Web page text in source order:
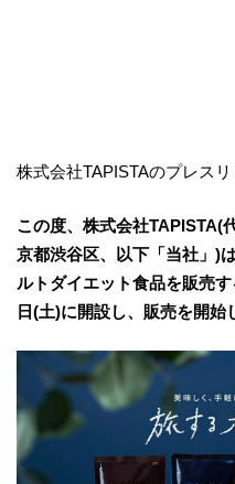
株式会社TAPISTAのプレスリ
この度、株式会社TAPISTA(
京都渋谷区、以下「当社」)
ルトダイエット食品を販売
日(土)に開設し、販売を開始